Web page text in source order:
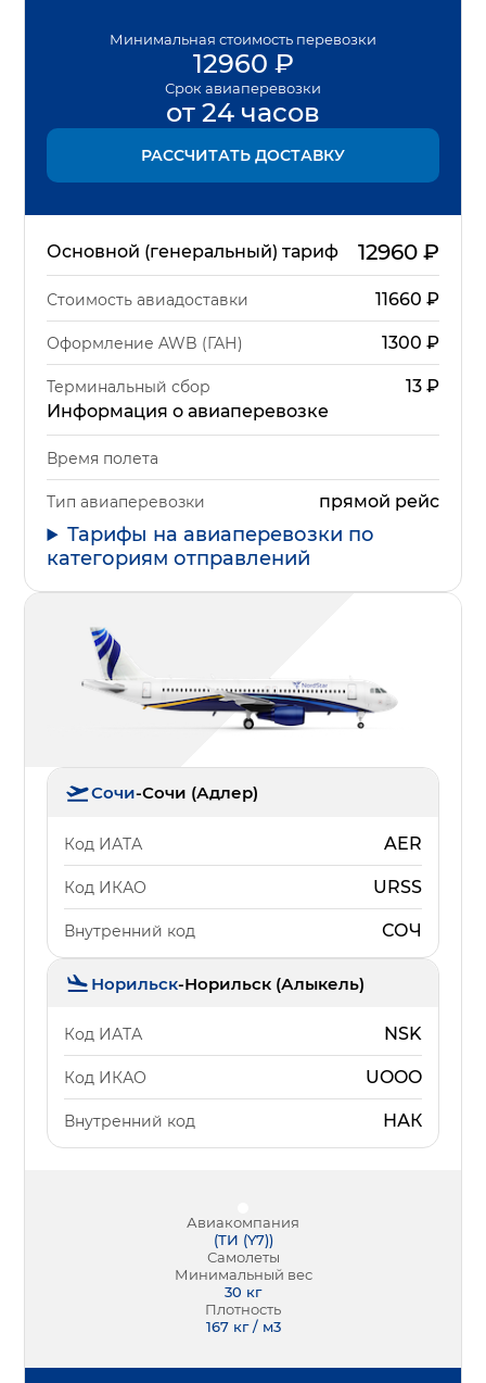
Минимальная стоимость перевозки
12960 ₽
Срок авиаперевозки
от 24 часов
РАССЧИТАТЬ ДОСТАВКУ
Основной (генеральный) тариф 12960₽
Стоимость авиадоставки 11660 ₽
Оформление AWB (ГАН) 1300 ₽
Терминальный сбор 13₽
Информация о авиаперевозке
Время полета
Тип авиаперевозки прямой рейс
Тарифы на авиаперевозки по
категориям отправлений
Сочи-Сочи (Адлер)
Код ИАТА AER
Код ИКАО URSS
Внутренний код СОЧ
Норильск-Норильск (Алыкель)
Код ИАТА NSK
Код ИКАО UOOO
Внутренний код НАК
Авиакомпания
(ТИ (Y7))
Самолеты
Минимальный вес
30 кг
Плотность
167 кг / м3